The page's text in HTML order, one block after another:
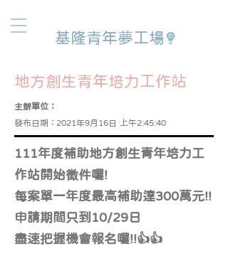
基隆青年夢工場
地方創生青年培力工作站
主辦單位：
發布日期： 2021年9月16日 上午2:45:40
111年度補助地方創生青年培力工
作站開始徵件囉!
每案單一年度最高補助達300萬元!!
申請期間只到10/29日
盡速把握機會報名囉!!👍👍